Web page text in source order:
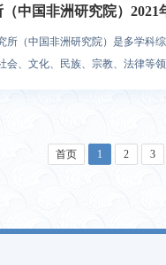
中国非洲研究院）
所（中国非洲研究院）是多学科
会、文化、民族、宗教、法律等
首页 1 2 3